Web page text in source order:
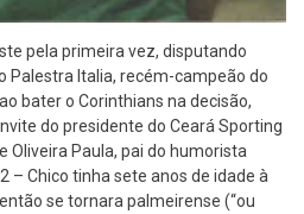
pela primeira vez, disputando
Palestra Italia, recém-campeão do
bater o Corinthians na decisão,
do presidente do Ceará Sporting
Oliveira Paula, pai do humorista
– Chico tinha sete anos de idade à
se tornara palmeirense (“ou